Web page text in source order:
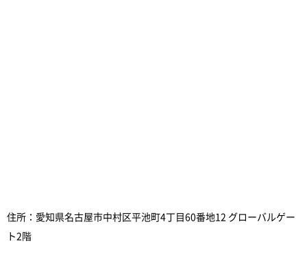
住所：愛知県名古屋市中村区平池町4丁目60番地12 グローバルゲー
ト2階